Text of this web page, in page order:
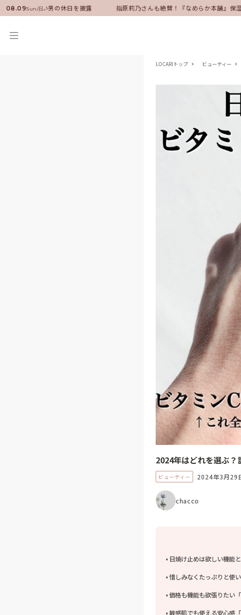
08.09Sun/日
就任！いい男の休日を披露 指原莉乃さんも絶賛！『なめらか本舗』保湿
LOCARIトップ ビューティー
2024年はどれを選ぶ
ビューティー 2024年3月29
chacco
日焼け止めは欲しい機能
惜しみなくたっぷりと使
価格も機能も欲張りたい
敏感肌でも使える安心感